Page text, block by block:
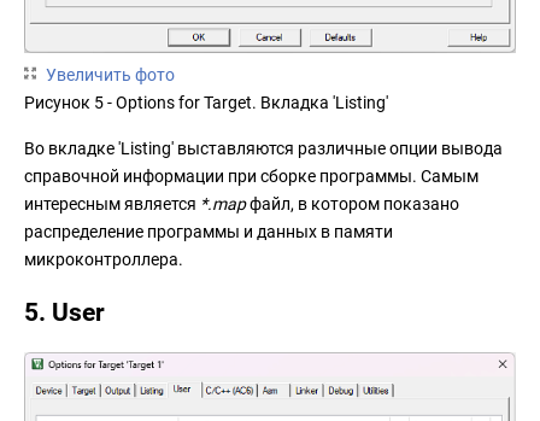
Увеличить фото
Рисунок 5 - Options for Target. Вкладка 'Listing'
Во вкладке 'Listing' выставляются различные опции вывода
справочной информации при сборке программы. Самым
интересным является *.mapфайл, в котором показано
распределение программы и данных в памяти
микроконтроллера.
5. User